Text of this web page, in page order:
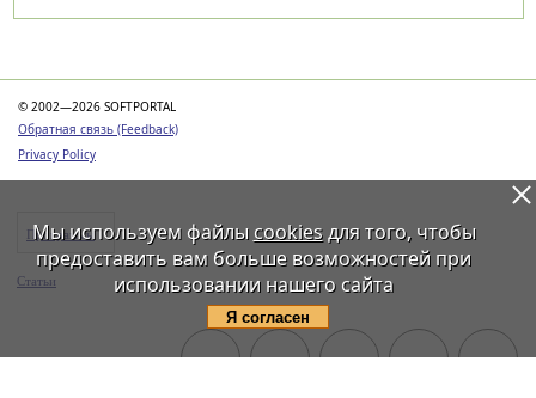
© 2002—2026 SOFTPORTAL
Обратная связь (Feedback)
Privacy Policy
Программы
Статьи
Мы используем файлы cookiesдля того, чтобы
предоставить вам больше возможностей при
использовании нашего сайта